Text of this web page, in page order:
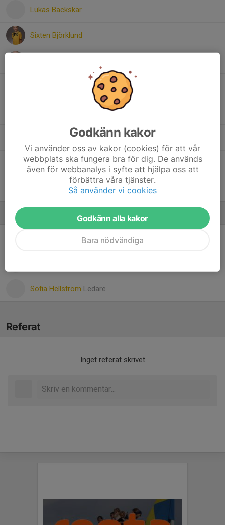
Lukas Backskär
Sixten Björklund
Vilmer Nyberg
Wesam Abdulrazzak
Zacharias Andersson
Ledare
Ledare
Sofia Hellström Ledare
Referat
Inget referat skrivet
Godkänn kakor
Vi använder oss av kakor (cookies) för att vår
webbplats ska fungera bra för dig. De används
även för webbanalys i syfte att hjälpa oss att
förbättra våra tjänster.
Så använder vi cookies
Godkänn alla kakor
Bara nödvändiga